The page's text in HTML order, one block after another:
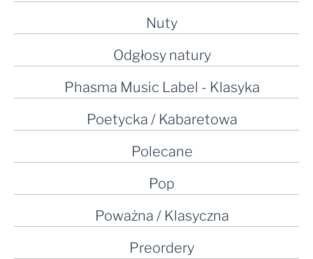
Nuty
Odgłosy natury
Phasma Music Label - Klasyka
Poetycka / Kabaretowa
Polecane
Pop
Poważna / Klasyczna
Preordery